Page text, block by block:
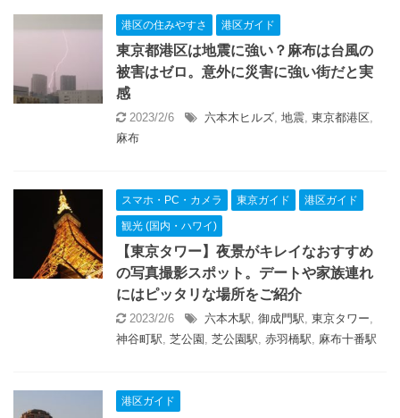
港区の住みやすさ 港区ガイド
東京都港区は地震に強い？麻布は台風の
被害はゼロ。意外に災害に強い街だと実
感
2023/2/6 六本木ヒルズ, 地震, 東京都港区,
麻布
スマホ・PC・カメラ 東京ガイド 港区ガイド
観光 (国内・ハワイ)
【東京タワー】夜景がキレイなおすすめ
の写真撮影スポット。デートや家族連れ
にはピッタリな場所をご紹介
2023/2/6 六本木駅, 御成門駅, 東京タワー,
神谷町駅, 芝公園 , 芝公園駅, 赤羽橋駅, 麻布十番駅
港区ガイド